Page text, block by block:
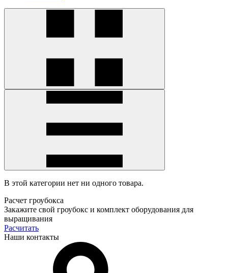
В этой категории нет ни одного товара.
Расчет гроубокса
Закажите свой гроубокс и комплект оборудования для
выращивания
Расчитать
Наши контакты